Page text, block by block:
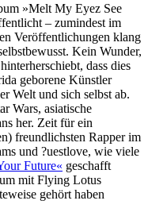
»Melt My Eyez See
– zumindest im
Veröffentlichungen klang
Kein Wunder,
dass dies
geborene Künstler
Welt und sich selbst ab.
Wars, asiatische
her. Zeit für ein
freundlichsten Rapper im
und ?uestlove, wie viele
Future« geschafft
mit Flying Lotus
gehört haben